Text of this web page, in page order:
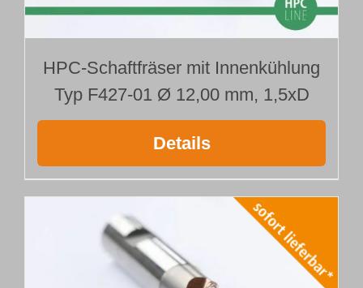
HPC-Schaftfräser mit Innenkühlung
Typ F427-01 Ø 12,00 mm, 1,5xD
Details